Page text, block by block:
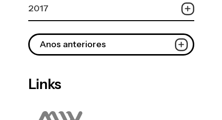
2017
Anos anteriores
Links